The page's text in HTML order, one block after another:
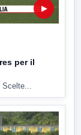
▶
per il